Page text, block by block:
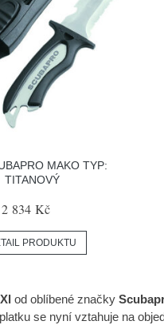
MAKO TYP:
TITANOVÝ
2 834 Kč
PRODUKTU
od oblíbené značky
se nyní vztahuje na